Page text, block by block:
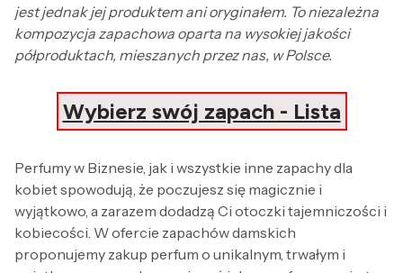
jest jednak jej produktem ani oryginałem. To niezależna
kompozycja zapachowa oparta na wysokiej jakości
półproduktach, mieszanych przez nas, w Polsce.
Wybierz swój zapach - Lista
Perfumy w Biznesie, jak i wszystkie inne zapachy dla
kobiet spowodują, że poczujesz się magicznie i
wyjątkowo, a zarazem dodadzą Ci otoczki tajemniczości i
kobiecości. W ofercie zapachów damskich
proponujemy zakup perfum o unikalnym, trwałym i